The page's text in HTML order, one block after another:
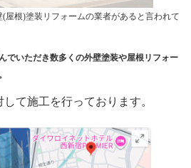
屋根)塗装リフォームの業者があると言われて
でいただき数多くの外壁塗装や屋根リフォー
て施工を行っております。